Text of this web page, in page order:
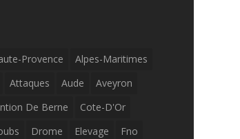
Provence
Alpes-Maritimes
Attaques Aude
Aveyron
De Berne
Cote-D'Or
Drome Elevage Fno